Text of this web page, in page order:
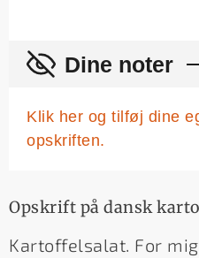
Dine noter
Klik her og tilføj dine
opskriften.
Opskrift på dansk
Kartoffelsalat. For